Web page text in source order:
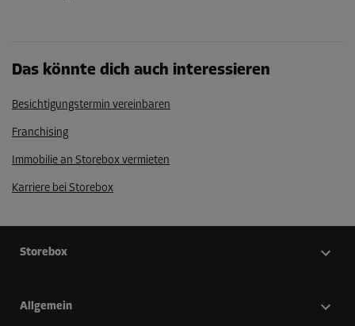
Das könnte dich auch interessieren
Besichtigungstermin vereinbaren
Franchising
Immobilie an Storebox vermieten
Karriere bei Storebox
Storebox
Allgemein